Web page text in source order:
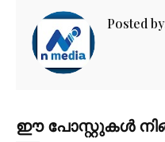
Posted
ഈ പോസ്റ്റുകൾ